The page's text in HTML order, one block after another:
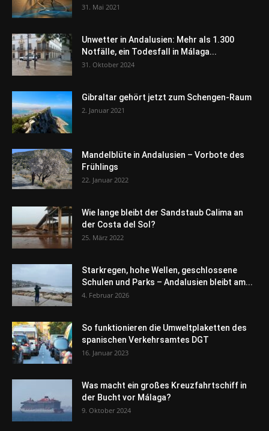
31. Mai 2021
Unwetter in Andalusien: Mehr als 1.300
Notfälle, ein Todesfall in Málaga...
31. Oktober 2024
Gibraltar gehört jetzt zum Schengen-Raum
2. Januar 2021
Mandelblüte in Andalusien – Vorbote des
Frühlings
22. Januar 2022
Wie lange bleibt der Sandstaub Calima an
der Costa del Sol?
25. März 2022
Starkregen, hohe Wellen, geschlossene
Schulen und Parks – Andalusien bleibt am...
4. Februar 2026
So funktionieren die Umweltplaketten des
spanischen Verkehrsamtes DGT
16. Januar 2023
Was macht ein großes Kreuzfahrtschiff in
der Bucht vor Málaga?
9. Oktober 2024